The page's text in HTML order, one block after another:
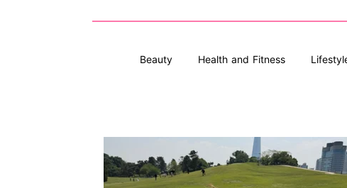
Beauty Health and Fitness